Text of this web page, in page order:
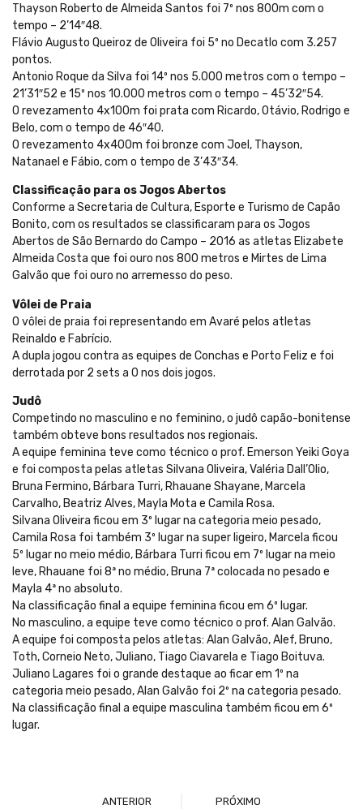
Thayson Roberto de Almeida Santos foi 7º nos 800m com o
tempo – 2’14″48.
Flávio Augusto Queiroz de Oliveira foi 5º no Decatlo com 3.257
pontos.
Antonio Roque da Silva foi 14º nos 5.000 metros com o tempo –
21’31″52 e 15º nos 10.000 metros com o tempo – 45’32″54.
O revezamento 4x100m foi prata com Ricardo, Otávio, Rodrigo e
Belo, com o tempo de 46″40.
O revezamento 4x400m foi bronze com Joel, Thayson,
Natanael e Fábio, com o tempo de 3’43″34.
Classificação para os Jogos Abertos
Conforme a Secretaria de Cultura, Esporte e Turismo de Capão
Bonito, com os resultados se classificaram para os Jogos
Abertos de São Bernardo do Campo – 2016 as atletas Elizabete
Almeida Costa que foi ouro nos 800 metros e Mirtes de Lima
Galvão que foi ouro no arremesso do peso.
Vôlei de Praia
O vôlei de praia foi representando em Avaré pelos atletas
Reinaldo e Fabrício.
A dupla jogou contra as equipes de Conchas e Porto Feliz e foi
derrotada por 2 sets a 0 nos dois jogos.
Judô
Competindo no masculino e no feminino, o judô capão-bonitense
também obteve bons resultados nos regionais.
A equipe feminina teve como técnico o prof. Emerson Yeiki Goya
e foi composta pelas atletas Silvana Oliveira, Valéria Dall’Olio,
Bruna Fermino, Bárbara Turri, Rhauane Shayane, Marcela
Carvalho, Beatriz Alves, Mayla Mota e Camila Rosa.
Silvana Oliveira ficou em 3º lugar na categoria meio pesado,
Camila Rosa foi também 3º lugar na super ligeiro, Marcela ficou
5º lugar no meio médio, Bárbara Turri ficou em 7º lugar na meio
leve, Rhauane foi 8ª no médio, Bruna 7ª colocada no pesado e
Mayla 4ª no absoluto.
Na classificação final a equipe feminina ficou em 6º lugar.
No masculino, a equipe teve como técnico o prof. Alan Galvão.
A equipe foi composta pelos atletas: Alan Galvão, Alef, Bruno,
Toth, Corneio Neto, Juliano, Tiago Ciavarela e Tiago Boituva.
Juliano Lagares foi o grande destaque ao ficar em 1º na
categoria meio pesado, Alan Galvão foi 2º na categoria pesado.
Na classificação final a equipe masculina também ficou em 6º
lugar.
ANTERIOR PRÓXIMO